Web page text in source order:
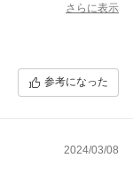
しら？と危惧しつ
さらに表示
参考になった
2024/03/08